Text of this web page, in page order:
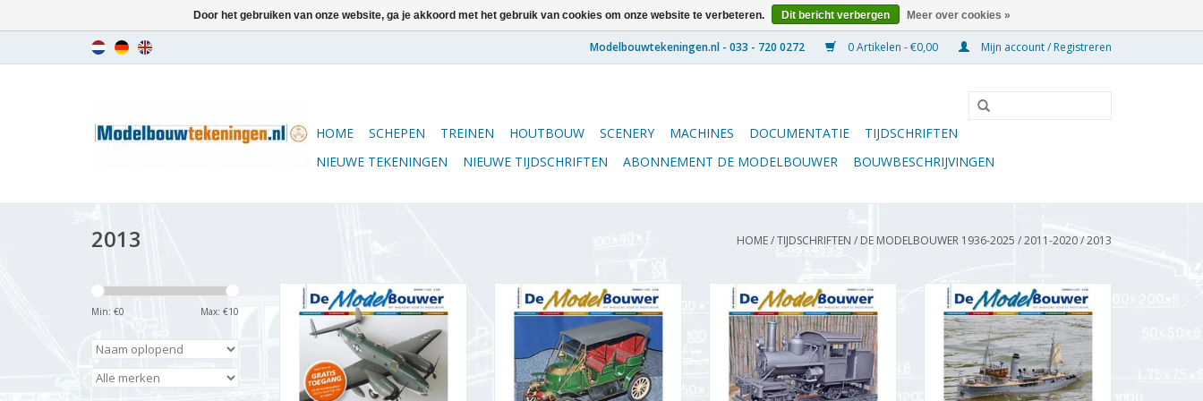
0 Artikelen - €0,00 Mijn account / Registreren
HOME SCHEPEN TREINEN HOUTBOUW SCENERY MACHINES DOCUMENTATIE
TIJDSCHRIFTEN
NIEUWE TEKENINGEN
NIEUWE TIJDSCHRIFTEN ABONNEMENT DE MODELBOUWER BOUWBESCHRIJVINGEN
2013 HOME/TIJDSCHRIFTEN / DE MODELBOUWER 1936-2025 /2011-2020/2013
Min: €0 Max: €10
De Modelbouwer 95.13.001
Jaargang "De Modelbouwer"
Editie : 13.001 (PDF)
TOEVOEGEN AAN WINKELWAGEN
De Modelbouwer 95.13.002
Jaargang "De Modelbouwer"
Editie : 13.002 (PDF)
TOEVOEGEN AAN WINKELWAGEN
De Modelbouwer 95.13.003
Jaargang "De Modelbouwer"
Editie : 13.003 (PDF)
TOEVOEGEN AAN WINKELWAGEN
De Modelbouwer 95.13.004
Jaargang "De Modelbouwer"
Editie : 13.004 (PDF)
TOEVOEGEN AAN WINKELWAGEN
Door het gebruiken van onze website, ga je akkoord met het gebruik van cookies om onze website te verbeteren. Dit bericht verbergen Meer over cookies »